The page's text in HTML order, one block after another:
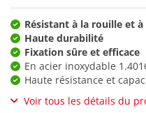
Résistant à la rouille et
Haute durabilité
Fixation sûre et efficace
En acier inoxydable
Haute résistance et
Voir tous les détails du